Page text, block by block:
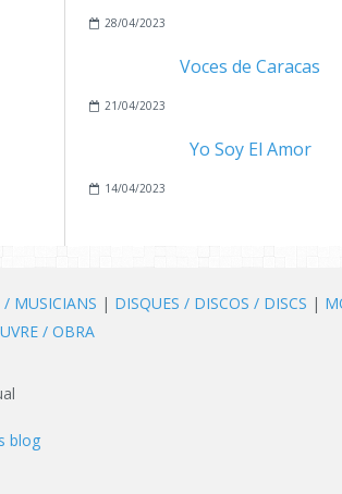
28/04/2023
Voces de Caracas
21/04/2023
Yo Soy El Amor
14/04/2023
MUSICIANS | DISQUES / DISCOS / DISCS |
/ OBRA
blog